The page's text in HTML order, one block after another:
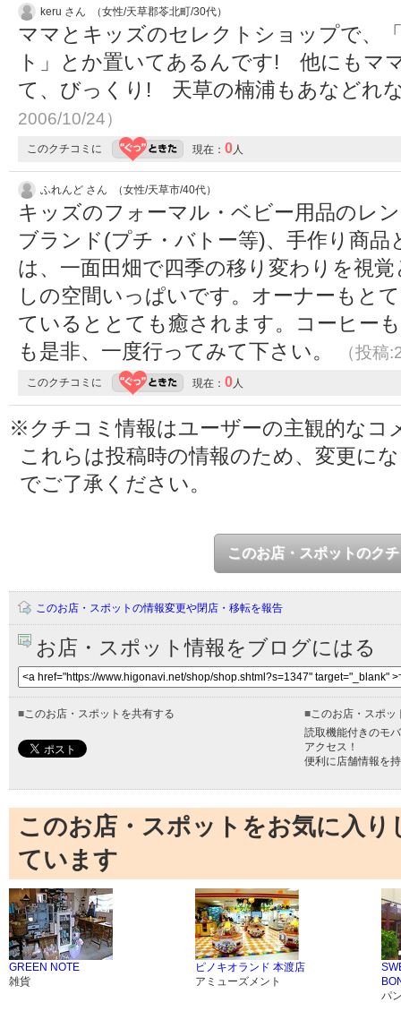
keru さん （女性/天草郡苓北町/30代）
ママとキッズのセレクトショップで、
ト」とか置いてあるんです! 他にもマ
て、びっくり! 天草の楠浦もあなどれ
2006/10/24）
このクチコミに 現在： 0人
ふれんど さん （女性/天草市/40代）
キッズのフォーマル・ベビー用品のレ
ブランド(プチ・バトー等)、手作り商品
は、一面田畑で四季の移り変わりを視
しの空間いっぱいです。オーナーもと
ているととても癒されます。コーヒー
も是非、一度行ってみて下さい。
（投
このクチコミに 現在： 0人
※クチコミ情報はユーザーの主観的なコ
これらは投稿時の情報のため、変更に
でご了承ください。
このお店・スポットのク
このお店・スポットの情報変更や閉店・移転を報告
お店・スポット情報をブログにはる
■このお店・スポットを共有する ■このお店・スポッ
読取機能付きのモ
アクセス！
便利に店舗情報を
このお店・スポットをお気に入
ています
GREEN NOTE
雑貨
ピノキオランド 本渡店
アミューズメント
パ